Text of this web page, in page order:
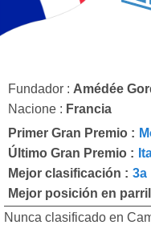
Fundador : Amédée
Nacione : Francia
Primer Gran Premio :
Último Gran Premio :
Mejor clasificación : 3a
Mejor posición en
Nunca clasificado en